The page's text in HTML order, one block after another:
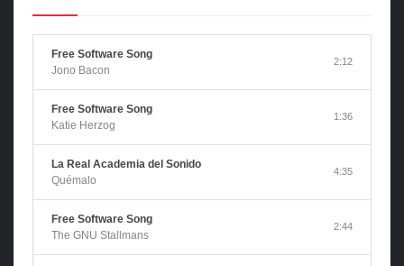
Free Software Song
Jono Bacon
2:12
Free Software Song
Katie Herzog
1:36
La Real Academia del Sonido
Quémalo
4:35
Free Software Song
The GNU Stallmans
2:44